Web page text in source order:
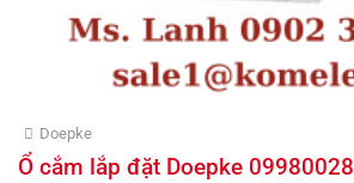
Doepke
Ổ cắm lắp đặt Doepke 09980028